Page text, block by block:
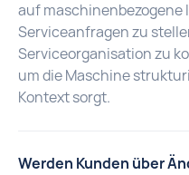
auf
Serviceanfragen zu
Serviceorganisation zu
um die Maschine
Kontext sorgt.
Werden Kunden über